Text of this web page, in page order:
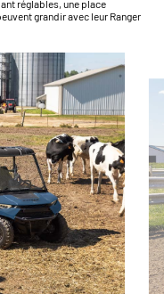
réglables, une place
grandir avec leur Ranger